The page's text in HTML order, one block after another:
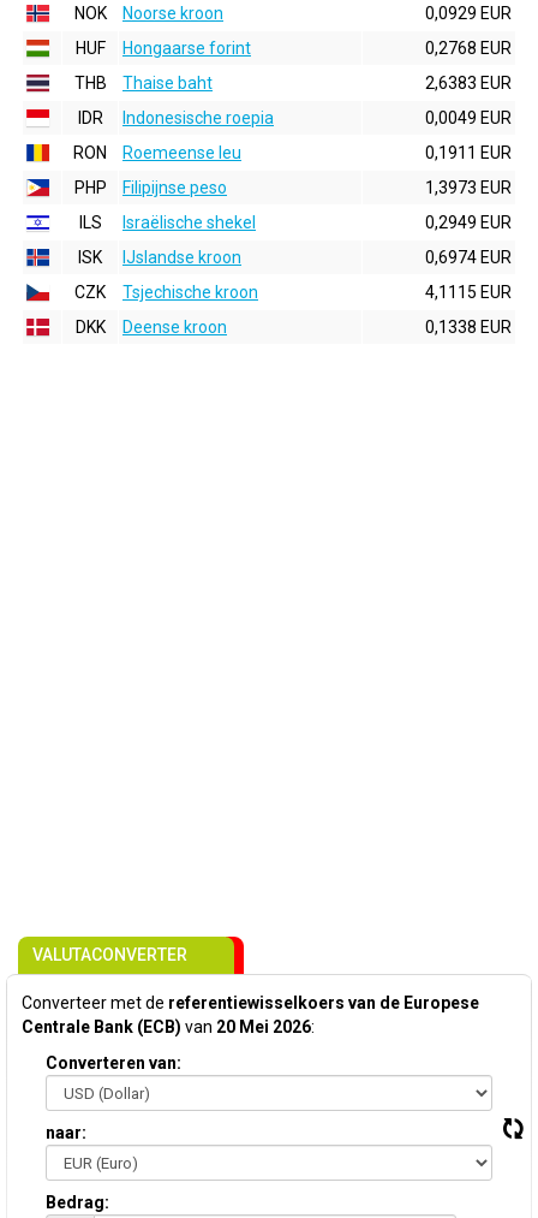
NOK
Noorse kroon
0,0929 EUR
HUF
Hongaarse forint
0,2768 EUR
THB
Thaise baht
2,6383 EUR
IDR
Indonesische roepia
0,0049 EUR
RON
Roemeense leu
0,1911 EUR
PHP
Filipijnse peso
1,3973 EUR
ILS
Israëlische shekel
0,2949 EUR
ISK
IJslandse kroon
0,6974 EUR
CZK
Tsjechische kroon
4,1115 EUR
DKK
Deense kroon 0,1338 EUR
VALUTACONVERTER
Converteer met de referentiewisselkoers van de Europese
Centrale Bank (ECB) van 20 Mei 2026:
Converteren van:
naar:
Bedrag: